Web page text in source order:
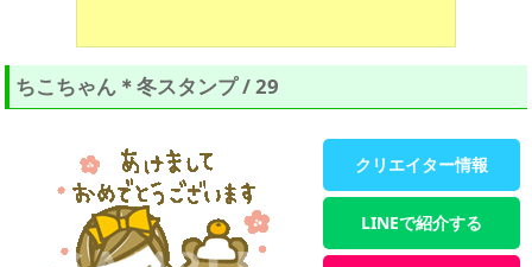
ちこちゃん＊冬スタンプ / 29
クリエイター情報
LINEで紹介する